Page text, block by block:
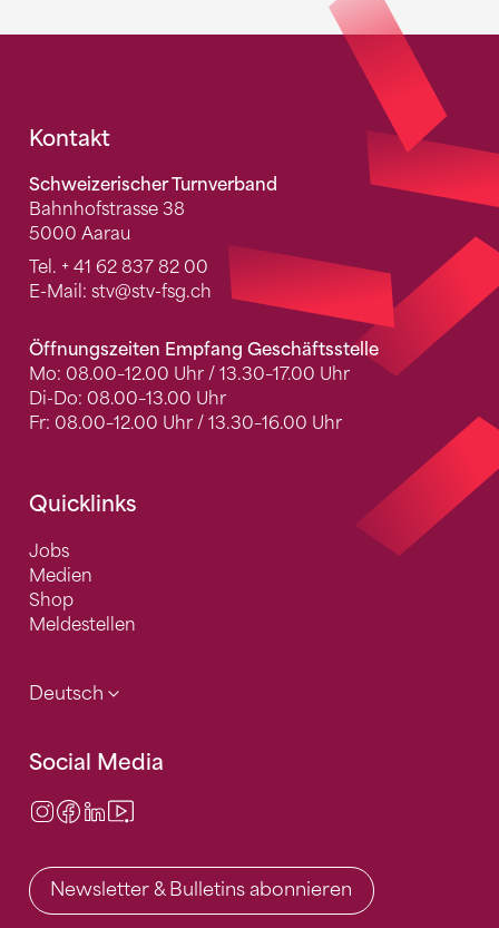
Fusszeile
Kontakt
Schweizerischer Turnverband
Bahnhofstrasse 38
5000 Aarau
Tel. + 41 62 837 82 00
E-Mail: stv@stv-fsg.ch
Öffnungszeiten Empfang Geschäftsstelle
Mo: 08.00–12.00 Uhr / 13.30–17.00 Uhr
Di-Do: 08.00–13.00 Uhr
Fr: 08.00–12.00 Uhr / 13.30–16.00 Uhr
Quicklinks
Jobs
Medien
Shop
Meldestellen
Deutsch
Social Media
Instagram
Facebook
LinkedIn
Newsletter & Bulletins abonnieren